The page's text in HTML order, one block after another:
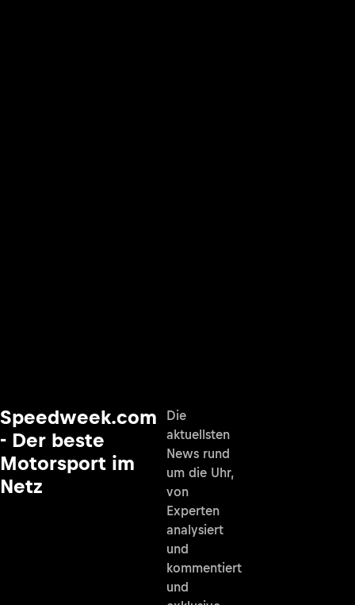
Speedweek.com
- Der beste
Motorsport im
Netz
Die
aktuellsten
News rund
um die Uhr,
von
Experten
analysiert
und
kommentiert
und